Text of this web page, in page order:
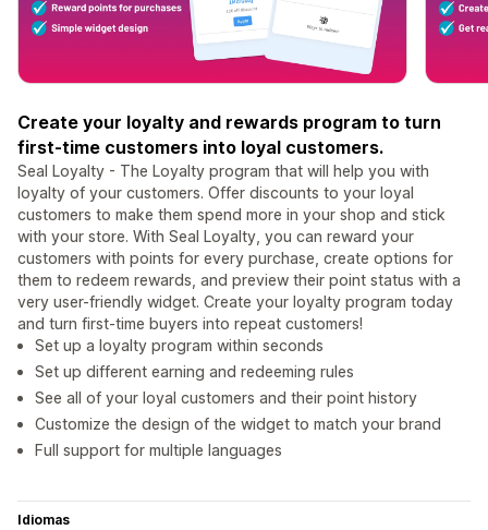
Create your loyalty and rewards program to turn
first-time customers into loyal customers.
Seal Loyalty - The Loyalty program that will help you with
loyalty of your customers. Offer discounts to your loyal
customers to make them spend more in your shop and stick
with your store. With Seal Loyalty, you can reward your
customers with points for every purchase, create options for
them to redeem rewards, and preview their point status with a
very user-friendly widget. Create your loyalty program today
and turn first-time buyers into repeat customers!
Set up a loyalty program within seconds
Set up different earning and redeeming rules
See all of your loyal customers and their point history
Customize the design of the widget to match your brand
Full support for multiple languages
Idiomas